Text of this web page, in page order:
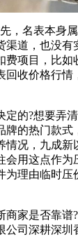
名表本身
道，也没
项目，比
收价格行
?想要弄
的热门款
况，九成
用这点作
理由临时
是否靠谱
司深耕深